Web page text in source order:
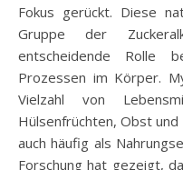
Fokus gerückt. Diese
Gruppe der
entscheidende Rolle
Prozessen im Körper.
Vielzahl von
Hülsenfrüchten, Obst
auch häufig als
Forschung hat gezeigt,